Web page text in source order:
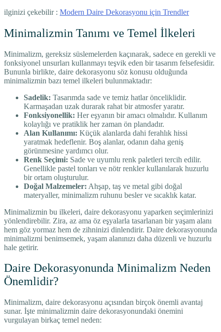
ilginizi çekebilir : Modern Daire Dekorasyonu için Trendler
Minimalizmin Tanımı ve Temel İlkeleri
Minimalizm, gereksiz süslemelerden kaçınarak, sadece en gerekli ve
fonksiyonel unsurları kullanmayı teşvik eden bir tasarım felsefesidir.
Bununla birlikte, daire dekorasyonu söz konusu olduğunda
minimalizmin bazı temel ilkeleri bulunmaktadır:
Sadelik: Tasarımda sade ve temiz hatlar önceliklidir.
Karmaşadan uzak durarak rahat bir atmosfer yaratır.
Fonksiyonellik: Her eşyanın bir amacı olmalıdır. Kullanım
kolaylığı ve pratiklik her zaman ön plandadır.
Alan Kullanımı: Küçük alanlarda dahi ferahlık hissi
yaratmak hedeflenir. Boş alanlar, odanın daha geniş
görünmesine yardımcı olur.
Renk Seçimi: Sade ve uyumlu renk paletleri tercih edilir.
Genellikle pastel tonları ve nötr renkler kullanılarak huzurlu
bir ortam oluşturulur.
Doğal Malzemeler: Ahşap, taş ve metal gibi doğal
materyaller, minimalizm ruhunu besler ve sıcaklık katar.
Minimalizmin bu ilkeleri, daire dekorasyonu yaparken seçimlerinizi
yönlendirebilir. Zira, az ama öz eşyalarla tasarlanan bir yaşam alanı
hem göz yormaz hem de zihninizi dinlendirir. Daire dekorasyonunda
minimalizmi benimsemek, yaşam alanınızı daha düzenli ve huzurlu
hale getirir.
Daire Dekorasyonunda Minimalizm Neden
Önemlidir?
Minimalizm, daire dekorasyonu açısından birçok önemli avantaj
sunar. İşte minimalizmin daire dekorasyonundaki önemini
vurgulayan birkaç temel neden: